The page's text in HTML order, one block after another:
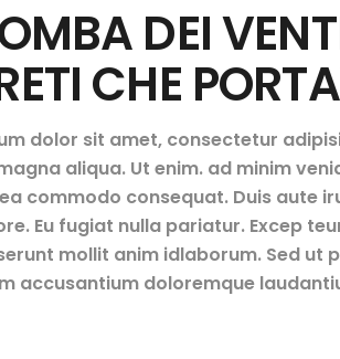
DEI
CHE
dolor sit amet, consectetur
aliqua. Ut enim. ad minim
commodo consequat. Duis aute
Eu fugiat nulla pariatur. Excep
mollit anim idlaborum. Sed ut
accusantium doloremque